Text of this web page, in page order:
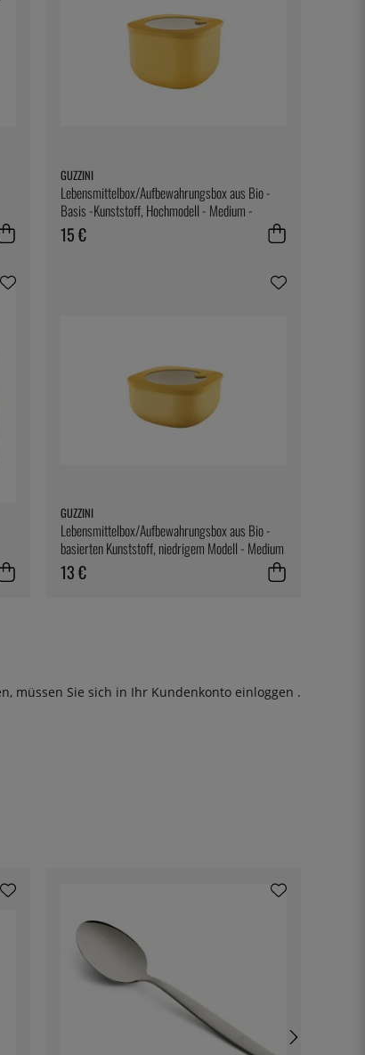
GUZZINI
Lebensmittelbox/Aufbewahrungsbox aus Bio -
Basis -Kunststoff, Hochmodell - Medium -
Guzzini
15 €
GUZZINI
Lebensmittelbox/Aufbewahrungsbox aus Bio -
basierten Kunststoff, niedrigem Modell - Medium
- Guzzini
13 €
müssen Sie sich in Ihr Kundenkonto einloggen .